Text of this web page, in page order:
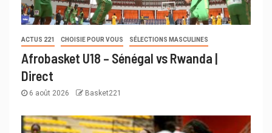
ACTUS 221 CHOISIE POUR VOUS SÉLECTIONS MASCULINES
Afrobasket U18 – Sénégal vs Rwanda |
Direct
6 août 2026 Basket221